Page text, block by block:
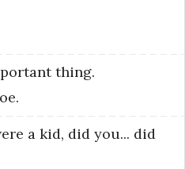
thing.
a kid, did you... did